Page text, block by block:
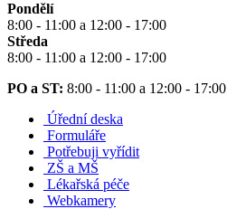
Pondělí
8:00 - 11:00 a 12:00 - 17:00
Středa
8:00 - 11:00 a 12:00 - 17:00
PO a ST: 8:00 - 11:00 a 12:00 - 17:00
Úřední deska
Formuláře
Potřebuji vyřídit
ZŠ a MŠ
Lékařská péče
Webkamery